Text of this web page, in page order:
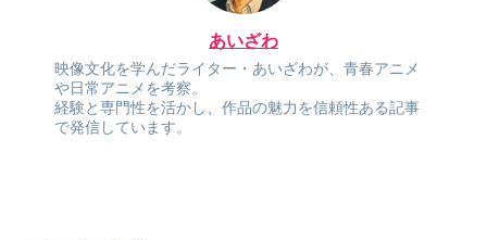
あいざわ
映像文化を学んだライター・あいざわが、青春アニメ
や日常アニメを考察。
経験と専門性を活かし、作品の魅力を信頼性ある記事
で発信しています。